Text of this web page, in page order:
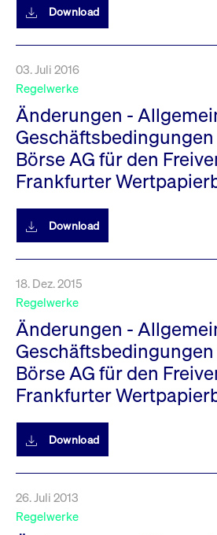
Download
03. Juli 2016
Regelwerke
Änderungen -
Börse AG für den
Frankfurter
Download
18. Dez. 2015
Regelwerke
Änderungen -
Börse AG für den
Frankfurter
Download
26. Juli 2013
Regelwerke